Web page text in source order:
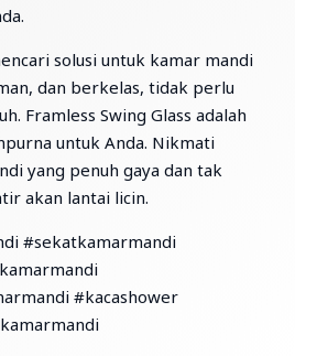
solusi untuk kamar mandi
dan berkelas, tidak perlu
Framless Swing Glass adalah
untuk Anda. Nikmati
yang penuh gaya dan tak
akan lantai licin.
#sekatkamarmandi
#kacashower